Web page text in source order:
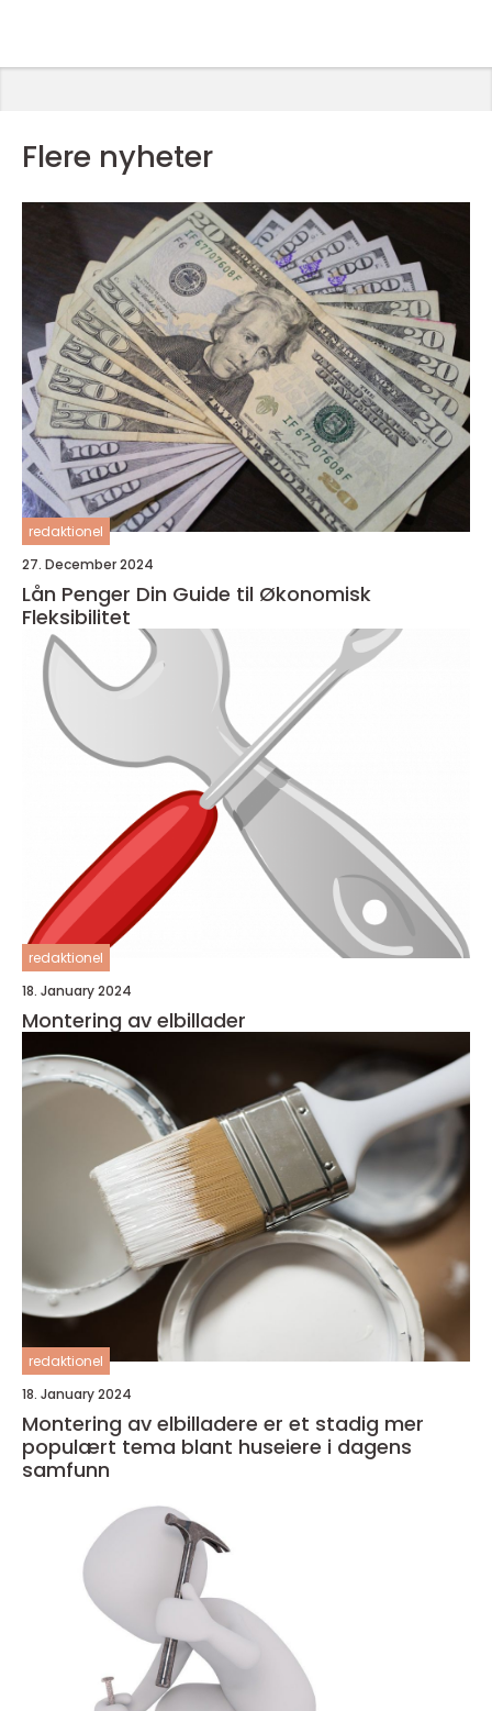
Flere nyheter
redaktionel
27. December 2024
Lån Penger Din Guide til Økonomisk
Fleksibilitet
redaktionel
18. January 2024
Montering av elbillader
redaktionel
18. January 2024
Montering av elbilladere er et stadig mer
populært tema blant huseiere i dagens
samfunn